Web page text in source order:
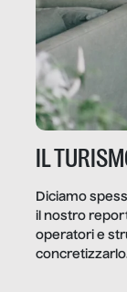
IL
Diciamo
il nostro
operatori e